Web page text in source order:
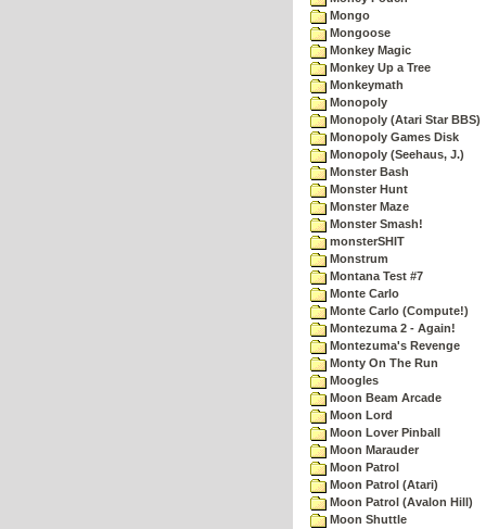
Mongo
Mongoose
Monkey Magic
Monkey Up a Tree
Monkeymath
Monopoly
Monopoly (Atari Star BBS)
Monopoly Games Disk
Monopoly (Seehaus, J.)
Monster Bash
Monster Hunt
Monster Maze
Monster Smash!
monsterSHIT
Monstrum
Montana Test #7
Monte Carlo
Monte Carlo (Compute!)
Montezuma 2 - Again!
Montezuma's Revenge
Monty On The Run
Moogles
Moon Beam Arcade
Moon Lord
Moon Lover Pinball
Moon Marauder
Moon Patrol
Moon Patrol (Atari)
Moon Patrol (Avalon Hill)
Moon Shuttle